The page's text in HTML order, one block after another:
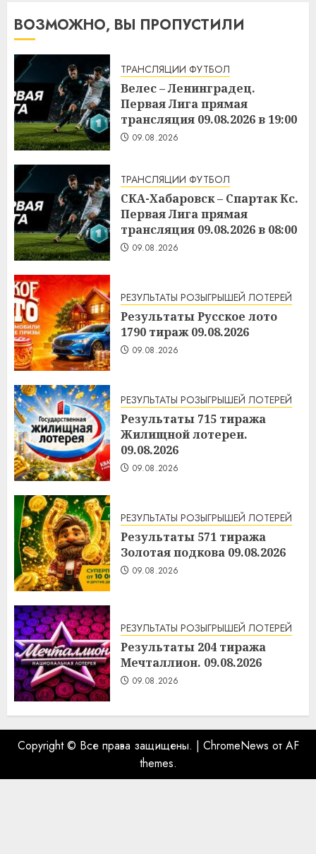
ВОЗМОЖНО, ВЫ ПРОПУСТИЛИ
ТРАНСЛЯЦИИ ФУТБОЛ
Велес – Ленинградец.
Первая Лига прямая
трансляция 09.08.2026 в 19:00
09.08.2026
ТРАНСЛЯЦИИ ФУТБОЛ
СКА-Хабаровск – Спартак Кс.
Первая Лига прямая
трансляция 09.08.2026 в 08:00
09.08.2026
РЕЗУЛЬТАТЫ РОЗЫГРЫШЕЙ ЛОТЕРЕЙ
Результаты Русское лото
1790 тираж 09.08.2026
09.08.2026
РЕЗУЛЬТАТЫ РОЗЫГРЫШЕЙ ЛОТЕРЕЙ
Результаты 715 тиража
Жилищной лотереи.
09.08.2026
09.08.2026
РЕЗУЛЬТАТЫ РОЗЫГРЫШЕЙ ЛОТЕРЕЙ
Результаты 571 тиража
Золотая подкова 09.08.2026
09.08.2026
РЕЗУЛЬТАТЫ РОЗЫГРЫШЕЙ ЛОТЕРЕЙ
Результаты 204 тиража
Мечталлион. 09.08.2026
09.08.2026
Copyright © Все права защищены. | ChromeNews от AF
themes.